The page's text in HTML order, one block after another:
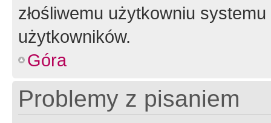
złośliwemu użytkowniu
użytkowników.
Góra
Problemy z pisaniem